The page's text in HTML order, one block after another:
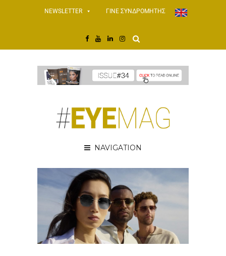
NEWSLETTER ΓΙΝΕ ΣΥΝΔΡΟΜΗΤΗΣ
NAVIGATION